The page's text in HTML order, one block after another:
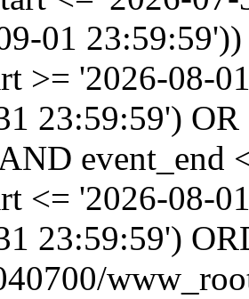
01
>= '2026-08-
23:59:59')
event_end
<= '2026-08-
23:59:59')